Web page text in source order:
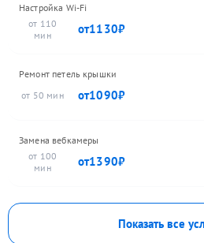
Настройка Wi-Fi
110
1130
Ремонт петель крышки
50
1090
Замена вебкамеры
100
1390
Показать все